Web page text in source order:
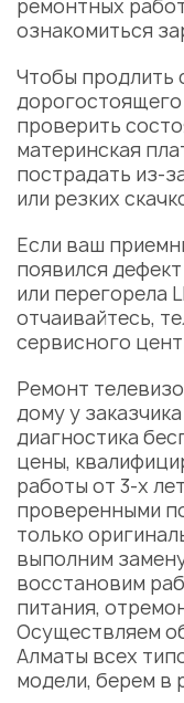
ремонтных
ознакомиться
Чтобы продлить
проверить
материнская
пострадать из-
или резких
Если ваш
появился
или перегорела
отчаивайтесь,
сервисного
Ремонт
дому у
диагностика
цены,
работы от 3-х
проверенными
только
выполним
восстановим
питания,
Осуществляем
Алматы всех
модели, берем в